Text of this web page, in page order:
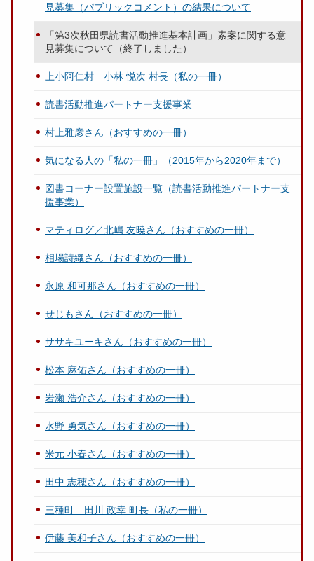
見募集（パブリックコメント）の結果について
「第3次秋田県読書活動推進基本計画」素案に関する意
見募集について（終了しました）
上小阿仁村 小林 悦次 村長（私の一冊）
読書活動推進パートナー支援事業
村上雅彦さん（おすすめの一冊）
気になる人の「私の一冊」（2015年から2020年まで）
図書コーナー設置施設一覧（読書活動推進パートナー支
援事業）
マティログ／北嶋 友暁さん（おすすめの一冊）
相場詩織さん（おすすめの一冊）
永原 和可那さん（おすすめの一冊）
せじもさん（おすすめの一冊）
ササキユーキさん（おすすめの一冊）
松本 麻佑さん（おすすめの一冊）
岩瀬 浩介さん（おすすめの一冊）
水野 勇気さん（おすすめの一冊）
米元 小春さん（おすすめの一冊）
田中 志穂さん（おすすめの一冊）
三種町 田川 政幸 町長（私の一冊）
伊藤 美和子さん（おすすめの一冊）